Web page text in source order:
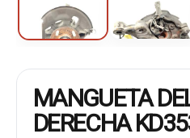
MANGUETA
DERECHA